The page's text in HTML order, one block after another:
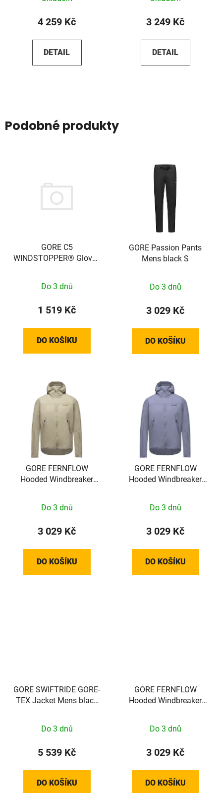
4 259 Kč
DETAIL
3 249 Kč
DETAIL
Podobné produkty
GORE C5
WINDSTOPPER® Gloves
Do 3 dnů
1 519 Kč
DO KOŠÍKU
GORE Passion Pants
Mens black S
Do 3 dnů
3 029 Kč
DO KOŠÍKU
GORE FERNFLOW
Hooded Windbreaker
Do 3 dnů
3 029 Kč
DO KOŠÍKU
GORE FERNFLOW
Hooded Windbreaker
Do 3 dnů
3 029 Kč
DO KOŠÍKU
GORE SWIFTRIDE GORE-
TEX Jacket Mens black
Do 3 dnů
5 539 Kč
DO KOŠÍKU
GORE FERNFLOW
Hooded Windbreaker
Do 3 dnů
3 029 Kč
DO KOŠÍKU